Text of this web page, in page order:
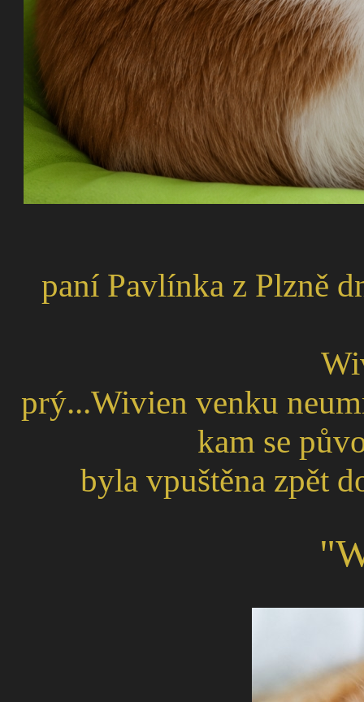
paní Pavlínka z Plzně
prý...Wivien venku
kam se
byla vpuštěna zpět